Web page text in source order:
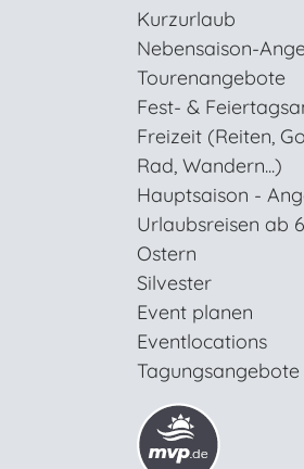
Kurzurlaub
Nebensaison-
Tourenangebote
Fest- &
Freizeit (Reiten,
Rad, Wandern...)
Hauptsaison -
Urlaubsreisen ab
Ostern
Silvester
Event planen
Eventlocations
Tagungsangebote